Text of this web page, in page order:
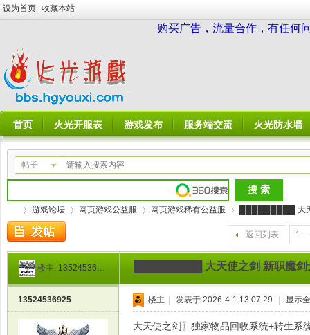
设为首页 收藏本站
购买广告，流量合作，有任何
首页 火光开服表 游戏发布 服务端交流 火光防水墙
帖子
»
游戏论坛
›
网页游戏公益服 网页游戏稀有公益服
›
█████████ 大
1 ...
返回列表
楼主: 13524536925 █████████ 大天使之剑 新职魔剑
13524536925 楼主 发表于 2026-4-1 13:07:29 显示
大天使之剑〖独家物品回收系统+转生